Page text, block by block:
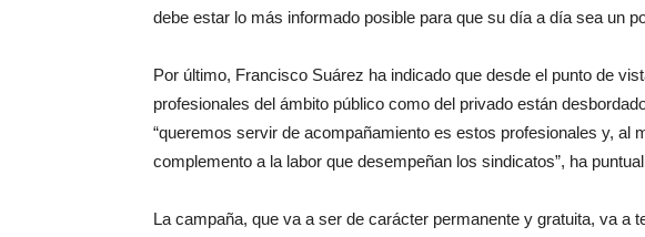
debe estar lo más informado posible para que su día a día sea un
Por último, Francisco Suárez ha indicado que desde el punto de
profesionales del ámbito público como del privado están
“queremos servir de acompañamiento es estos profesionales y,
complemento a la labor que desempeñan los sindicatos”, ha
La campaña, que va a ser de carácter permanente y gratuita, va